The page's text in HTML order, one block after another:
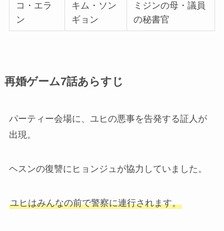
コ・エラ
ン
キム・ソン
ギョン
ミジンの母・議員
の秘書官
再婚ゲーム7話あらすじ
パーティー会場に、ユヒの悪事を告発する証人が
出現。
ヘスンの復讐にヒョンジュが協力していました。
ユヒはみんなの前で警察に連行されます。